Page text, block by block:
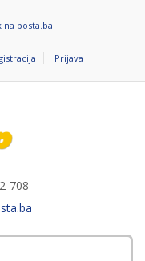
na posta.ba
Prijava
708